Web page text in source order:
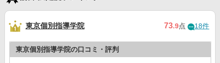
東京個別指導学院 73.9点 18件
東京個別指導学院の口コミ・評判